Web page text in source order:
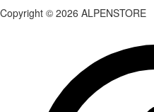
Copyright © 2026 ALPENSTORE